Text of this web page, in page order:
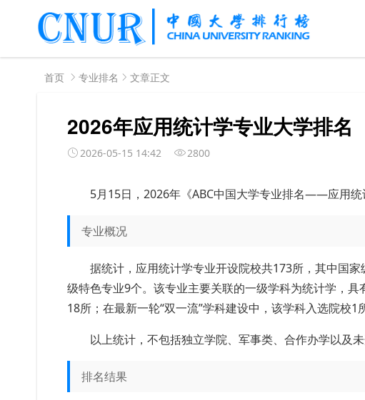
首页 专业排名 文章正文
2026年应用统计学专业大学排名
2026-05-15 14:42 2800
5月15日， 2026年《ABC中国大学专业排名——应用统
专业概况
据统计，应用统计学专业开设院校共173所，其中国
级特色专业9个。该专业主要关联的一级学科为统计学，具
18所；在最新一轮“双一流”学科建设中，该学科入选院校1
以上统计，不包括独立学院、军事类、合作办学以及未
排名结果